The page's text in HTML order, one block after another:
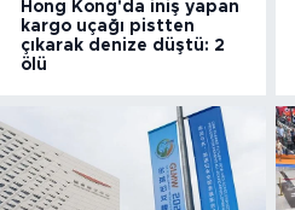
Hong Kong'da iniş yapan
kargo uçağı pistten
çıkarak denize düştü: 2
ölü